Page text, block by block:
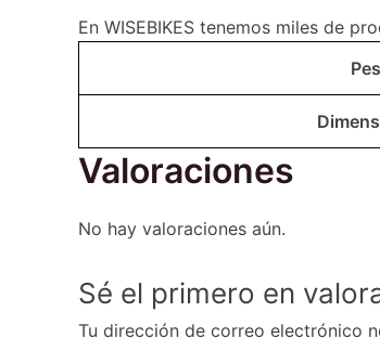
En WISEBIKES tenemos miles de
Valoraciones
No hay valoraciones aún.
Sé el primero en
Tu dirección de correo electrónico